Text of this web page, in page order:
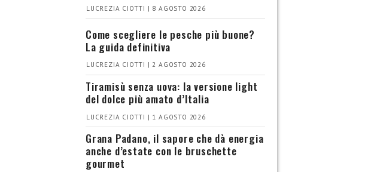
LUCREZIA CIOTTI | 8 AGOSTO 2026
Come scegliere le pesche più buone?
La guida definitiva
LUCREZIA CIOTTI | 2 AGOSTO 2026
Tiramisù senza uova: la versione light
del dolce più amato d’Italia
LUCREZIA CIOTTI | 1 AGOSTO 2026
Grana Padano, il sapore che dà energia
anche d’estate con le bruschette
gourmet